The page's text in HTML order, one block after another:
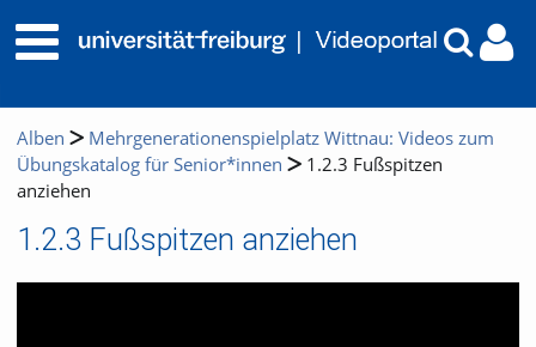
Alben
Mehrgenerationenspielplatz Wittnau: Videos zum
Übungskatalog für Senior*innen
1.2.3 Fußspitzen
anziehen
1.2.3 Fußspitzen anziehen